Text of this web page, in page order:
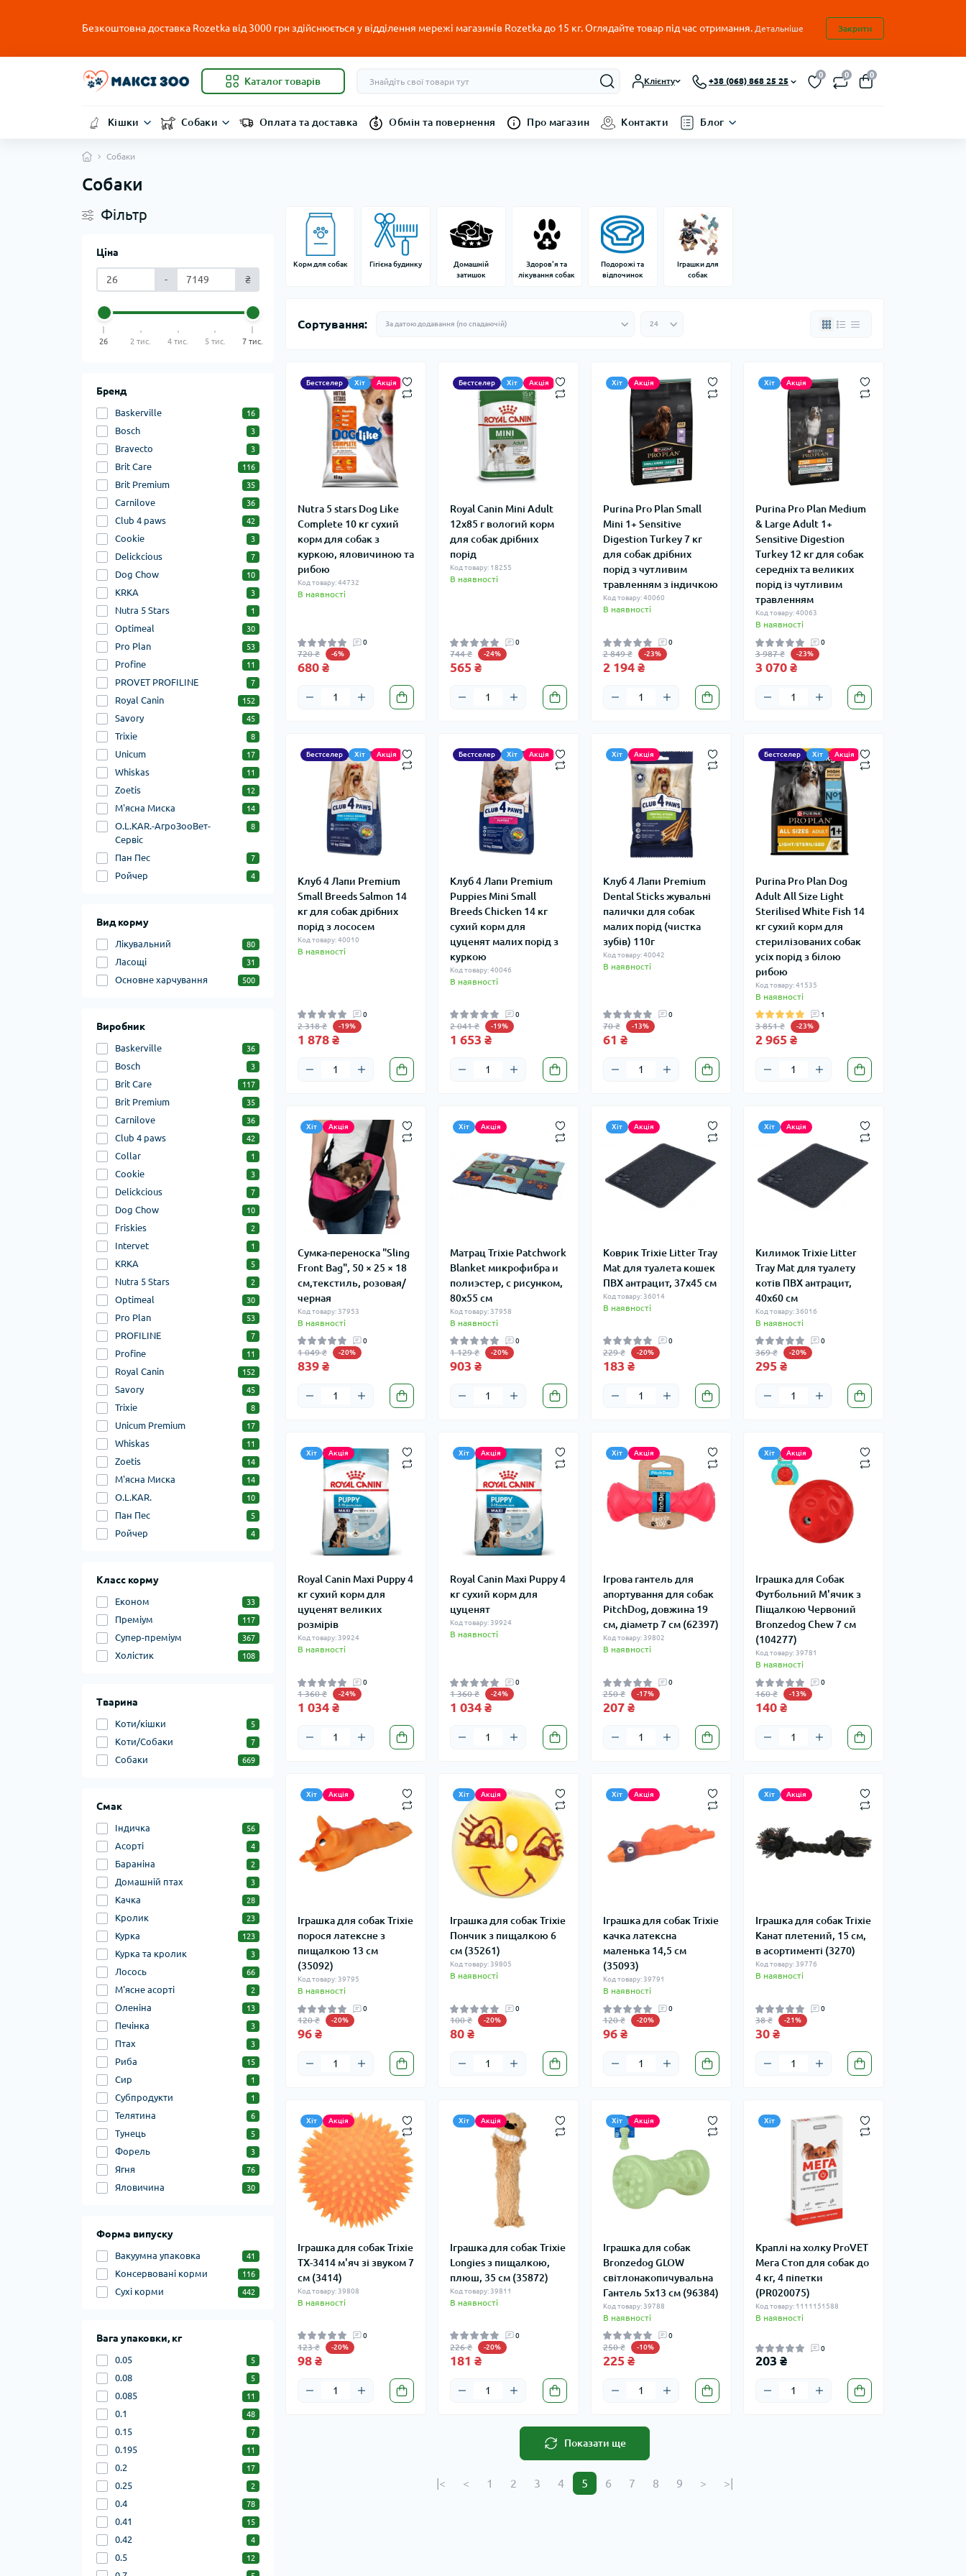
Безкоштовна доставка Rozetka від 3000 грн здійснюється у відділення мережі магазинів Rozetka до 15 кг. Оглядайте товар під час отримання. Детальніше Закрити
Каталог товарів Клієнту +38 (068) 868 25 25
0 0 0
Кішки Собаки Оплата та доставка Обмін та повернення Про магазин Контакти Блог
Собаки
Собаки
Фільтр
Ціна
- ₴
26 2 тис. 4 тис. 5 тис. 7 тис.
Бренд
Baskerville 16
Bosch 3
Bravecto 3
Brit Care 116
Brit Premium 35
Carnilove 36
Club 4 paws 42
Cookie 3
Delickcious 7
Dog Chow 10
KRKA 3
Nutra 5 Stars 1
Optimeal 30
Pro Plan 53
Profine 11
PROVET PROFILINE 7
Royal Canin 152
Savory 45
Trixie 8
Unicum 17
Whiskas 11
Zoetis 12
М'ясна Миска 14
О.L.KAR.-АгроЗооВет-
Сервіс
8
Пан Пес 7
Ройчер 4
Вид корму
Лікувальний 80
Ласощі 31
Основне харчування 500
Виробник
Baskerville 36
Bosch 3
Brit Care 117
Brit Premium 35
Carnilove 36
Club 4 paws 42
Collar 1
Cookie 3
Delickcious 7
Dog Chow 10
Friskies 2
Intervet 1
KRKA 5
Nutra 5 Stars 2
Optimeal 30
Pro Plan 53
PROFILINE 7
Profine 11
Royal Canin 152
Savory 45
Trixie 8
Unicum Premium 17
Whiskas 11
Zoetis 14
М'ясна Миска 14
О.L.KAR. 10
Пан Пес 5
Ройчер 4
Класс корму
Економ 33
Преміум 117
Супер-преміум 367
Холістик 108
Тварина
Коти/кішки 5
Коти/Собаки 7
Собаки 669
Смак
Індичка 56
Асорті 4
Бараніна 2
Домашній птах 3
Качка 28
Кролик 23
Курка 123
Курка та кролик 3
Лосось 66
М'ясне асорті 2
Оленіна 13
Печінка 3
Птах 3
Риба 15
Сир 1
Субпродукти 1
Телятина 6
Тунець 5
Форель 3
Ягня 76
Яловичина 30
Форма випуску
Вакуумна упаковка 41
Консервовані корми 116
Сухі корми 442
Вага упаковки, кг
0.05 5
0.08 5
0.085 11
0.1 48
0.15 7
0.195 11
0.2 17
0.25 2
0.4 78
0.41 15
0.42 4
0.5 12
Корм для собак Гігієна будинку
Домашній
затишок
Здоров'я та
лікування собак
Подорожі та
відпочинок
Іграшки для
собак
Сортування:
Бестселер Хіт Акція
Nutra 5 stars Dog Like
Complete 10 кг сухий
корм для собак з
куркою, яловичиною та
рибою
Код товару: 44732
В наявності
0
720 ₴ -6%
680 ₴
Бестселер Хіт Акція
Royal Canin Mini Adult
12х85 г вологий корм
для собак дрібних
порід
Код товару: 18255
В наявності
0
744 ₴ -24%
565 ₴
Хіт Акція
Purina Pro Plan Small
Mini 1+ Sensitive
Digestion Turkey 7 кг
для собак дрібних
порід з чутливим
травленням з індичкою
Код товару: 40060
В наявності
0
2 849 ₴ -23%
2 194 ₴
Хіт Акція
Purina Pro Plan Medium
& Large Adult 1+
Sensitive Digestion
Turkey 12 кг для собак
середніх та великих
порід із чутливим
травленням
Код товару: 40063
В наявності
0
3 987 ₴ -23%
3 070 ₴
Бестселер Хіт Акція
Клуб 4 Лапи Premium
Small Breeds Salmon 14
кг для собак дрібних
порід з лососем
Код товару: 40010
В наявності
0
2 318 ₴ -19%
1 878 ₴
Бестселер Хіт Акція
Клуб 4 Лапи Premium
Puppies Mini Small
Breeds Chicken 14 кг
сухий корм для
цуценят малих порід з
куркою
Код товару: 40046
В наявності
0
2 041 ₴ -19%
1 653 ₴
Хіт Акція
Клуб 4 Лапи Premium
Dental Sticks жувальні
палички для собак
малих порід (чистка
зубів) 110г
Код товару: 40042
В наявності
0
70 ₴ -13%
61 ₴
Бестселер Хіт Акція
Purina Pro Plan Dog
Adult All Size Light
Sterilised White Fish 14
кг сухий корм для
стерилізованих собак
усіх порід з білою
рибою
Код товару: 41535
В наявності
1
3 851 ₴ -23%
2 965 ₴
Хіт Акція
Сумка-переноска "Sling
Front Bag", 50 × 25 × 18
см,текстиль, розовая/
черная
Код товару: 37953
В наявності
0
1 049 ₴ -20%
839 ₴
Хіт Акція
Матрац Trixie Patchwork
Blanket микрофибра и
полиэстер, с рисунком,
80х55 см
Код товару: 37958
В наявності
0
1 129 ₴ -20%
903 ₴
Хіт Акція
Коврик Trixie Litter Tray
Mat для туалета кошек
ПВХ антрацит, 37х45 см
Код товару: 36014
В наявності
0
229 ₴ -20%
183 ₴
Хіт Акція
Килимок Trixie Litter
Tray Mat для туалету
котів ПВХ антрацит,
40х60 см
Код товару: 36016
В наявності
0
369 ₴ -20%
295 ₴
Хіт Акція
Royal Canin Maxi Puppy 4
кг сухий корм для
цуценят великих
розмірів
Код товару: 39924
В наявності
0
1 360 ₴ -24%
1 034 ₴
Хіт Акція
Royal Сanin Maxi Puppy 4
кг сухий корм для
цуценят
Код товару: 39924
В наявності
0
1 360 ₴ -24%
1 034 ₴
Хіт Акція
Ігрова гантель для
апортування для собак
PitchDog, довжина 19
см, діаметр 7 см (62397)
Код товару: 39802
В наявності
0
250 ₴ -17%
207 ₴
Хіт Акція
Іграшка для Собак
Футбольний М'ячик з
Піщалкою Червоний
Bronzedog Chew 7 см
(104277)
Код товару: 39781
В наявності
0
160 ₴ -13%
140 ₴
Хіт Акція
Іграшка для собак Trixie
порося латексне з
пищалкою 13 см
(35092)
Код товару: 39795
В наявності
0
120 ₴ -20%
96 ₴
Хіт Акція
Іграшка для собак Trixie
Пончик з пищалкою 6
см (35261)
Код товару: 39805
В наявності
0
100 ₴ -20%
80 ₴
Хіт Акція
Іграшка для собак Trixie
качка латексна
маленька 14,5 см
(35093)
Код товару: 39791
В наявності
0
120 ₴ -20%
96 ₴
Хіт Акція
Іграшка для собак Trixie
Канат плетений, 15 см,
в асортименті (3270)
Код товару: 39776
В наявності
0
38 ₴ -21%
30 ₴
Хіт Акція
Іграшка для собак Trixie
TX-3414 м'яч зі звуком 7
см (3414)
Код товару: 39808
В наявності
0
123 ₴ -20%
98 ₴
Хіт Акція
Іграшка для собак Trixie
Longies з пищалкою,
плюш, 35 см (35872)
Код товару: 39811
В наявності
0
226 ₴ -20%
181 ₴
Хіт Акція
Іграшка для собак
Bronzedog GLOW
світлонакопичувальна
Гантель 5х13 см (96384)
Код товару: 39788
В наявності
0
250 ₴ -10%
225 ₴
Хіт
Краплі на холку ProVET
Мега Стоп для собак до
4 кг, 4 піпетки
(PR020075)
Код товару: 1111151588
В наявності
0
203 ₴
Показати ще
|< < 1 2 3 4 5 6 7 8 9 > >|